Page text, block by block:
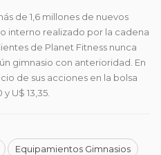
de 1,6 millones de nuevos
interno realizado por la cadena
de Planet Fitness nunca
gimnasio con anterioridad. En
de sus acciones en la bolsa
U$ 13,35.
Equipamientos Gimnasios